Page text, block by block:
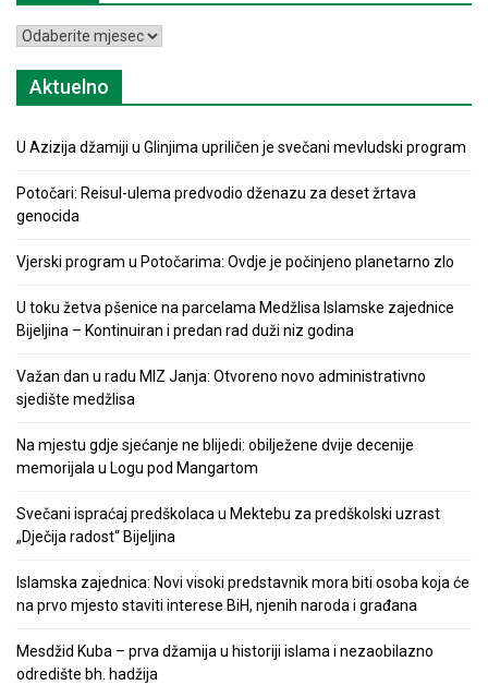
Arhiva
Aktuelno
U Azizija džamiji u Glinjima upriličen je svečani mevludski program
Potočari: Reisul-ulema predvodio dženazu za deset žrtava
genocida
Vjerski program u Potočarima: Ovdje je počinjeno planetarno zlo
U toku žetva pšenice na parcelama Medžlisa Islamske zajednice
Bijeljina – Kontinuiran i predan rad duži niz godina
Važan dan u radu MIZ Janja: Otvoreno novo administrativno
sjedište medžlisa
Na mjestu gdje sjećanje ne blijedi: obilježene dvije decenije
memorijala u Logu pod Mangartom
Svečani ispraćaj predškolaca u Mektebu za predškolski uzrast
„Dječija radost“ Bijeljina
Islamska zajednica: Novi visoki predstavnik mora biti osoba koja će
na prvo mjesto staviti interese BiH, njenih naroda i građana
Mesdžid Kuba – prva džamija u historiji islama i nezaobilazno
odredište bh. hadžija